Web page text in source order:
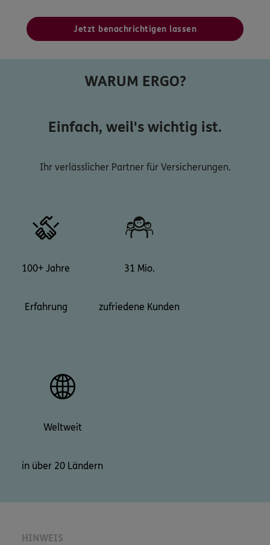
Jetzt benachrichtigen lassen
WARUM ERGO?
Einfach, weil's wichtig ist.
Ihr verlässlicher Partner für Versicherungen.
100+ Jahre
Erfahrung
31 Mio.
zufriedene Kunden
Weltweit
in über 20 Ländern
HINWEIS